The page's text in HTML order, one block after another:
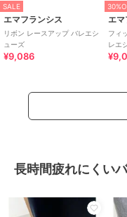
SALE
エマフランシス
リボン レースアップ バレエシ
ューズ
¥9,086
エ
フィ
レエ
長時間疲れにくい